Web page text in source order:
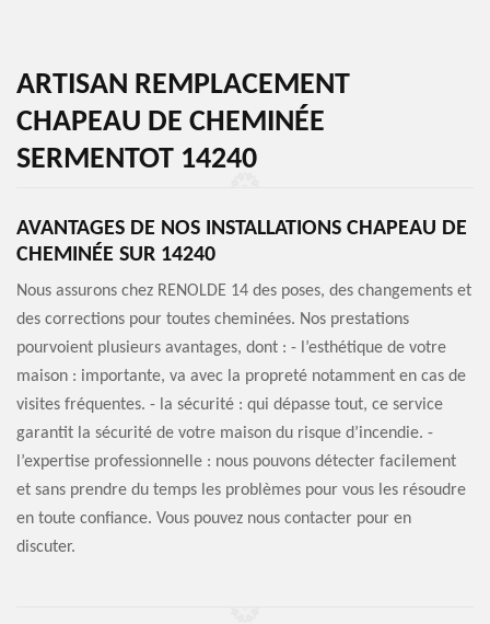
ARTISAN REMPLACEMENT
CHAPEAU DE CHEMINÉE
SERMENTOT 14240
AVANTAGES DE NOS INSTALLATIONS CHAPEAU DE
CHEMINÉE SUR 14240
Nous assurons chez RENOLDE 14 des poses, des changements et
des corrections pour toutes cheminées. Nos prestations
pourvoient plusieurs avantages, dont : - l’esthétique de votre
maison : importante, va avec la propreté notamment en cas de
visites fréquentes. - la sécurité : qui dépasse tout, ce service
garantit la sécurité de votre maison du risque d’incendie. -
l’expertise professionnelle : nous pouvons détecter facilement
et sans prendre du temps les problèmes pour vous les résoudre
en toute confiance. Vous pouvez nous contacter pour en
discuter.